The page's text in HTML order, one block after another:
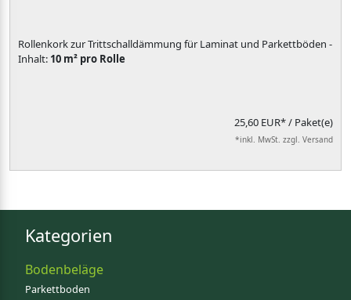
Rollenkork zur Trittschalldämmung für Laminat und Parkettböden -
Inhalt: 10 m² pro Rolle
25,60 EUR*/ Paket(e)
*inkl. MwSt. zzgl. Versand
Kategorien
Bodenbeläge
Parkettboden